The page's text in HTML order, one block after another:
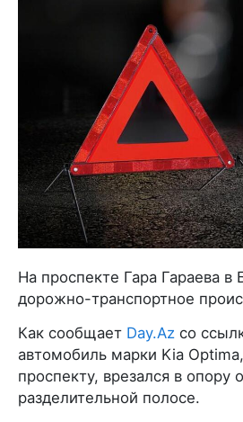
На проспекте Гара Гараева в
дорожно-транспортное
Как сообщает Day.Az со
автомобиль марки Kia
проспекту, врезался в опору
разделительной полосе.